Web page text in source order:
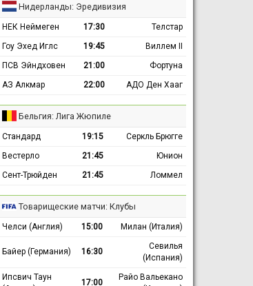
Нидерланды: Эредивизия
НЕК Неймеген 17:30
Телстар
Гоу Эхед Иглс
19:45
Виллем II
ПСВ Эйндховен
21:00
Фортуна
АЗ Алкмар
22:00 АДО Ден Хааг
Бельгия: Лига Жюпиле
Стандард 19:15
Серкль Брюгге
Вестерло
21:45
Юнион
Сент-Трюйден
21:45 Ломмел
Товарищеские матчи: Клубы
Челси (Англия) 15:00 Милан (Италия)
Байер (Германия) 16:30
Севилья
(Испания)
Ипсвич Таун
17:00
Райо Вальекано